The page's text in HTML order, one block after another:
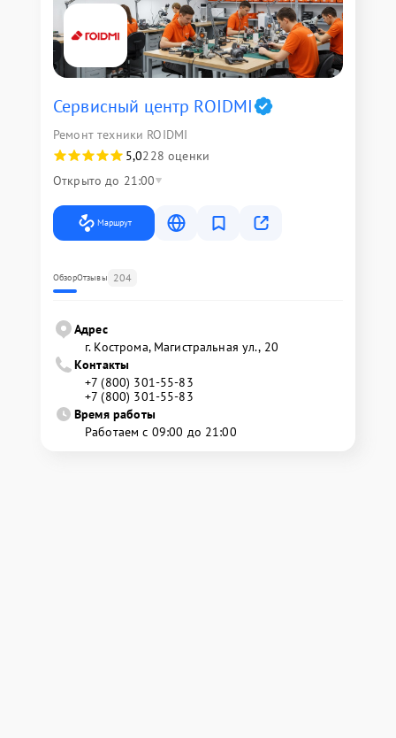
Сервисный центр ROIDMI
Ремонт техники ROIDMI
5,0228 оценки
Открыто до 21:00
Маршрут
ОбзорОтзывы 204
Адрес
г. Кострома, Магистральная ул., 20
Контакты
+7 (800) 301-55-83
+7 (800) 301-55-83
Время работы
Работаем с 09:00 до 21:00